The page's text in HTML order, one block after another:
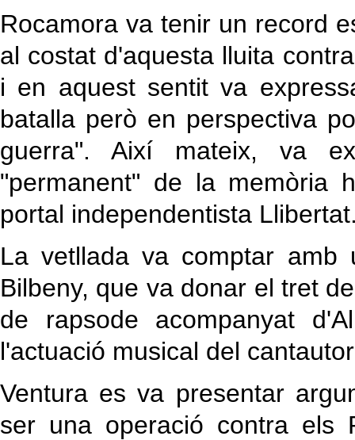
Rocamora va tenir un record
al costat d'aquesta lluita
i en aquest sentit va
batalla però en perspectiva
guerra". Així mateix, va
"permanent" de la memòria
portal independentista
La vetllada va comptar
Bilbeny, que va donar el tret
de rapsode acompanyat
l'actuació musical del
Ventura es va presentar
ser una operació contra els